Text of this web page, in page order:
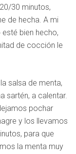
30 minutos,
de hecha. A mi
bien hecho,
de cocción le
salsa de menta,
sartén, a calentar.
pochar
y los llevamos
para que
la menta muy